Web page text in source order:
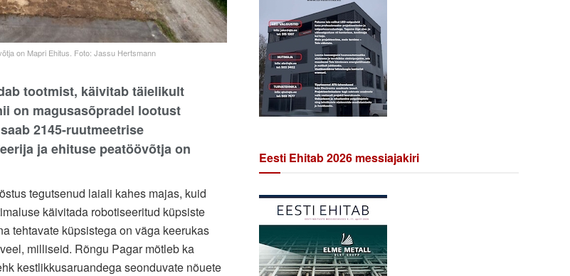
on Mapri Ehitus. Foto: Jassu Hertsmann
tootmist, käivitab täielikult
on magusasõpradel lootust
2145-ruutmeetrise
ja ehituse peatöövõtja on
tegutsenud laiali kahes majas, kuid
käivitada robotiseeritud küpsiste
tehtavate küpsistega on väga keerukas
milliseid. Rõngu Pagar mõtleb ka
kestlikkusaruandega seonduvate nõuete
Eesti Ehitab 2026 messiajakiri